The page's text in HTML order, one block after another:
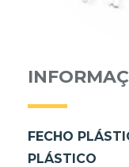
FECHO
PLÁSTICO